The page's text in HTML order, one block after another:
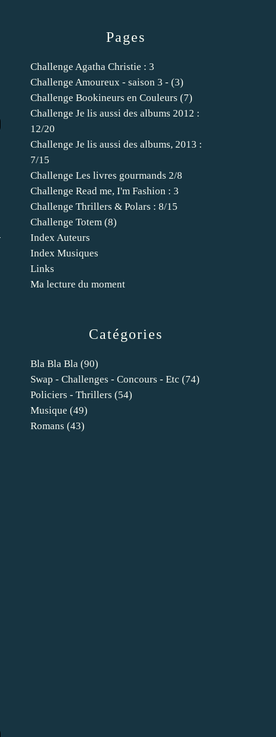
Catégories
Bla Bla Bla (90)
Swap - Challenges - Concours - Etc (74)
Policiers - Thrillers (54)
Musique (49)
Romans (43)
Pages
Challenge Agatha Christie : 3
Challenge Amoureux - saison 3 - (3)
Challenge Bookineurs en Couleurs (7)
Challenge Je lis aussi des albums 2012 :
12/20
Challenge Je lis aussi des albums, 2013 :
7/15
Challenge Les livres gourmands 2/8
Challenge Read me, I'm Fashion : 3
Challenge Thrillers & Polars : 8/15
Challenge Totem (8)
Index Auteurs
Index Musiques
Links
Ma lecture du moment